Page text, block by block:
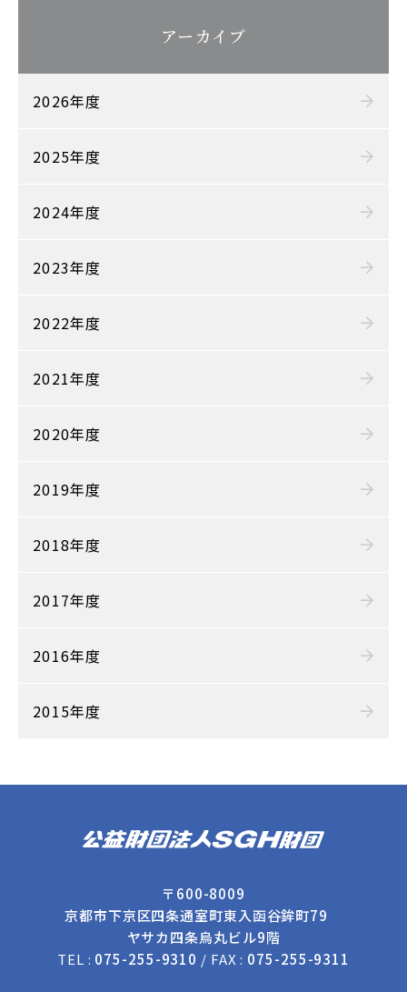
アーカイブ
2026年度
2025年度
2024年度
2023年度
2022年度
2021年度
2020年度
2019年度
2018年度
2017年度
2016年度
2015年度
〒600-8009
京都市下京区四条通室町東入函谷鉾町79
ヤサカ四条烏丸ビル9階
TEL : 075-255-9310 / FAX : 075-255-9311